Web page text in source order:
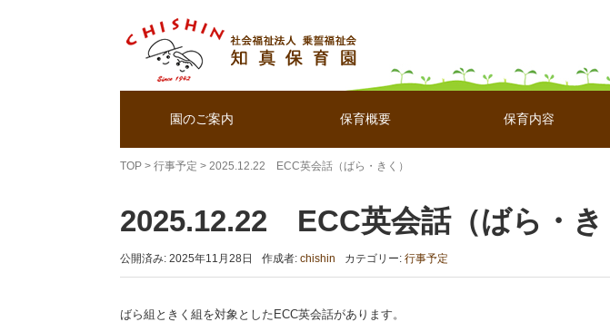
園のご案内 保育概要 保育内容
TOP > 行事予定 > 2025.12.22 ECC英会話（ばら・きく）
2025.12.22 ECC英会話（ばら・き
公開済み: 2025年11月28日 作成者: chishin カテゴリー: 行事予定
ばら組ときく組を対象としたECC英会話があります。